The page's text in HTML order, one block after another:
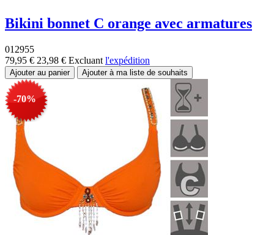
Bikini bonnet C orange avec armatures
012955
79,95 € 23,98 € Excluant l'expédition
-70%